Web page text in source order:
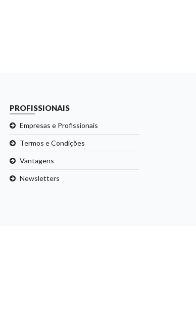
PROFISSIONAIS
Empresas e Profissionais
Termos e Condições
Vantagens
Newsletters